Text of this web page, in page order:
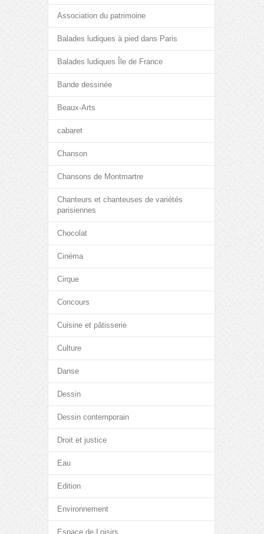
Association du patrimoine
Balades ludiques à pied dans Paris
Balades ludiques Île de France
Bande dessinée
Beaux-Arts
cabaret
Chanson
Chansons de Montmartre
Chanteurs et chanteuses de variétés
parisiennes
Chocolat
Cinéma
Cirque
Concours
Cuisine et pâtisserie
Culture
Danse
Dessin
Dessin contemporain
Droit et justice
Eau
Edition
Environnement
Espace de Loisirs